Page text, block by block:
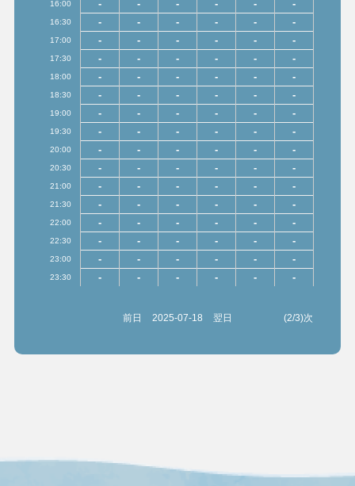
16:00 - - - - - -
16:30 - - - - - -
17:00 - - - - - -
17:30 - - - - - -
18:00 - - - - - -
18:30 - - - - - -
19:00 - - - - - -
19:30 - - - - - -
20:00 - - - - - -
20:30 - - - - - -
21:00 - - - - - -
21:30 - - - - - -
22:00 - - - - - -
22:30 - - - - - -
23:00 - - - - - -
23:30 - - - - - -
前日 2025-07-18 翌日 (2/3)次